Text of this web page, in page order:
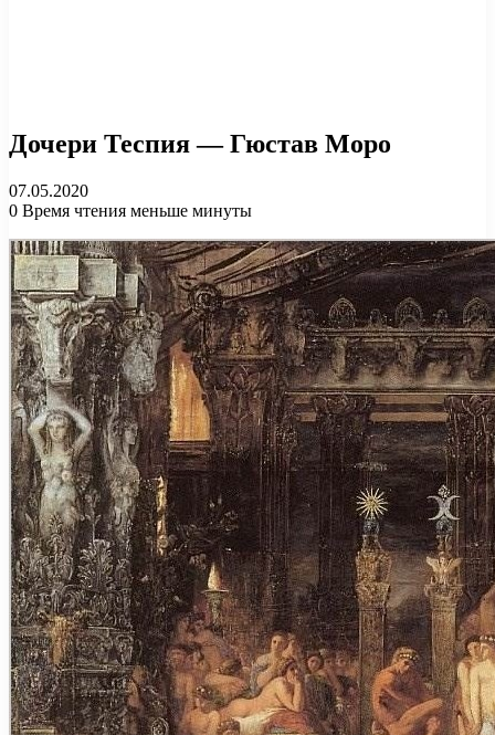
Дочери Теспия — Гюстав Моро
07.05.2020
0 Время чтения меньше минуты